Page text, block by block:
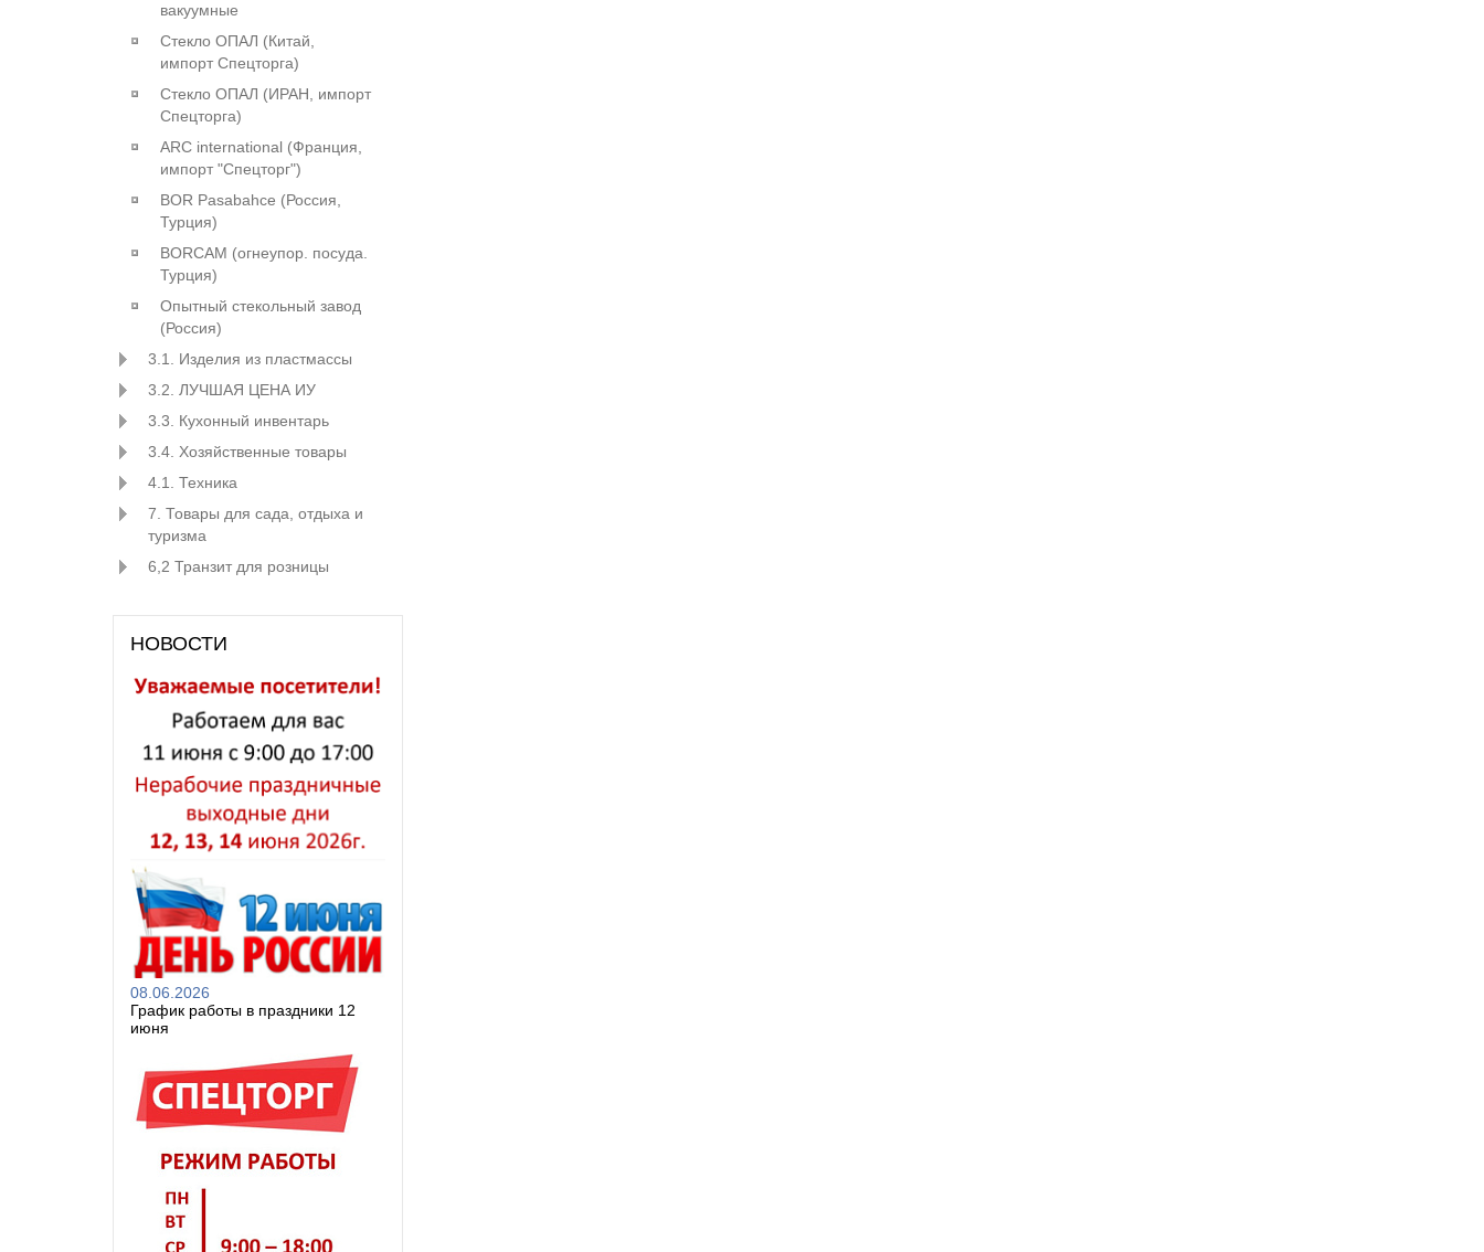
вакуумные
Стекло ОПАЛ (Китай,
импорт Спецторга)
Стекло ОПАЛ (ИРАН, импорт
Спецторга)
ARC international (Франция,
импорт "Спецторг")
BOR Pasabahce (Росcия,
Турция)
BORCAM (огнеупор. посуда.
Турция)
Опытный стекольный завод
(Россия)
3.1. Изделия из пластмассы
3.2. ЛУЧШАЯ ЦЕНА ИУ
3.3. Кухонный инвентарь
3.4. Хозяйственные товары
4.1. Техника
7. Товары для сада, отдыха и
туризма
6,2 Транзит для розницы
НОВОСТИ
08.06.2026
График работы в праздники 12
июня